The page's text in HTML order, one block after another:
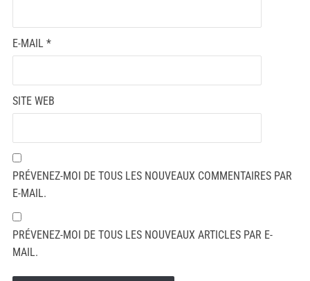
E-MAIL *
SITE WEB
PRÉVENEZ-MOI DE TOUS LES NOUVEAUX COMMENTAIRES PAR
E-MAIL.
PRÉVENEZ-MOI DE TOUS LES NOUVEAUX ARTICLES PAR E-
MAIL.